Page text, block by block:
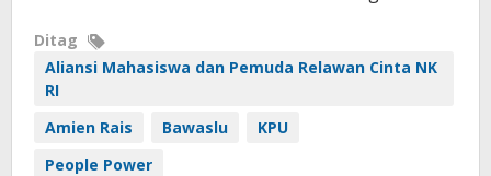
Ditag
Aliansi Mahasiswa dan Pemuda Relawan Cinta NK
RI
Amien Rais
Bawaslu
KPU
People Power